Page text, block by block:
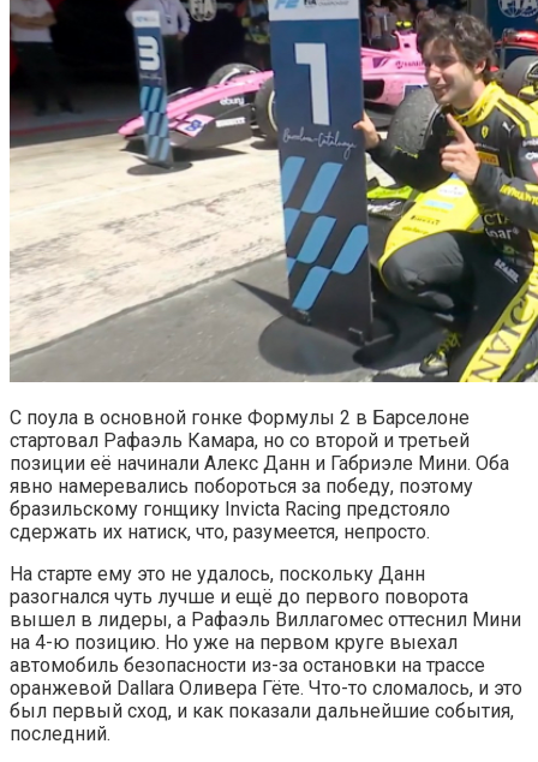
С поула в основной гонке Формулы 2 в Барселоне
стартовал Рафаэль Камара, но со второй и третьей
позиции её начинали Алекс Данн и Габриэле Мини. Оба
явно намеревались побороться за победу, поэтому
бразильскому гонщику Invicta Racing предстояло
сдержать их натиск, что, разумеется, непросто.
На старте ему это не удалось, поскольку Данн
разогнался чуть лучше и ещё до первого поворота
вышел в лидеры, а Рафаэль Виллагомес оттеснил Мини
на 4-ю позицию. Но уже на первом круге выехал
автомобиль безопасности из-за остановки на трассе
оранжевой Dallara Оливера Гёте. Что-то сломалось, и это
был первый сход, и как показали дальнейшие события,
последний.